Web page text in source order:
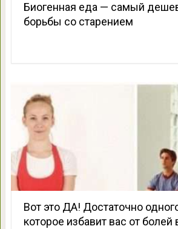
Биогенная еда — самый
борьбы со старением
Вот это ДА! Достаточно
которое избавит вас от болей